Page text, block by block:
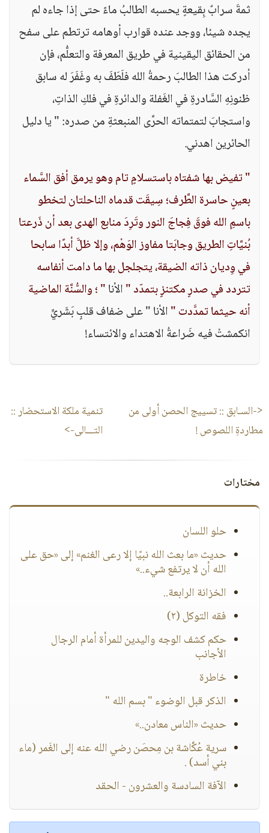
ثمةَ سرابٌ بِقيعةٍ يحسبه الطالبُ ماءً حتى إذا جاءه لم
يجده شيئا، ووجد عنده قوارب أوهامه ترتطم على سفح
من الحقائق اليقينية في طريق المعرفة والتعلُّم، فإن
أدركت هذا الطالبَ رحمةُ الله فلَطَفَ به وغَفَرَ له سابق
ظنونِهِ السَّادرةِ في الغَفلة والدائرةِ في فلكِ الذاتِ،
واستجابَ لتمتماته الحرَّى المنبعثةِ من صدره: " يا دليل
الحائرين اهدني.
" تفيض بها شفتاه باستسلامٍ تام وهو يرمق أفق السَّماء
بعينٍ حاسرة الطَّرف؛ سِيقَت قدماه الناحلتان لتخطو
باسمِ الله فوقَ فِجاجَ النور وتَرِدَ منابع الهدى بعد أن ذَرعتا
بُنيَّاتِ الطريق وجابَتا مفاوز الوَهْم، وإلا ظلَّ أبدًا سابحا
في وِديان ذاته الضيقة، يتجلجل بها ما دامت أنفاسه
تتردد في صدرٍ مكتنزٍ بتمدّد "الأنا" ؛ والسُّنَّة الماضية
أنه حيثما تمدَّدت "الأنا " على ضفاف قلبٍ بَشَريٍّ
انكمشتْ فيه ضَراعةُ الاهتداء والائتساء!
<-السـابق ::تسييج الحصن أولى من
مطاردةِ اللصوص !
تنمية ملكة الاستحضار::
التـــالى->
مختارات
حلو اللسان
حديث «ما بعث الله نبيًا إلا رعى الغنم» إلى «حق على
الله أن لا يرتفع شيء..»
الخزانة الرابعة..
فقه التوكل (٢)
حكم كشف الوجه واليدين للمرأة أمام الرجال
الأجانب
خاطرة
الذكر قبل الوضوء " بسم الله " ‏
حديث «الناس معادن..»
سرية عُكَّاشة بن مِحصَن رضي الله عنه إلى الغَمر (ماء
بني أسد) .
الآفة السادسة والعشرون - الحقد